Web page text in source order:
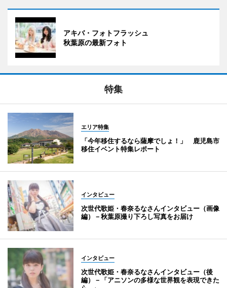
アキバ・フォトフラッシュ
秋葉原の最新フォト
特集
エリア特集
「今年移住するなら薩摩でしょ！」 鹿児島市
移住イベント特集レポート
インタビュー
次世代歌姫・春奈るなさんインタビュー（画像
編）－秋葉原撮り下ろし写真をお届け
インタビュー
次世代歌姫・春奈るなさんインタビュー（後
編）－「アニソンの多様な世界観を表現できた